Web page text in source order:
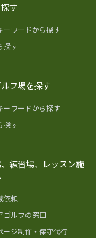
す
ーワードから探す
探す
フ場を探す
ーワードから探す
探す
練習場、レッスン施
依頼
ゴルフの窓口
ージ制作・保守代行